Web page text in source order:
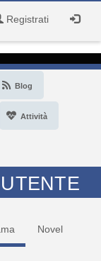
Registrati
Blog
Attività
Novel